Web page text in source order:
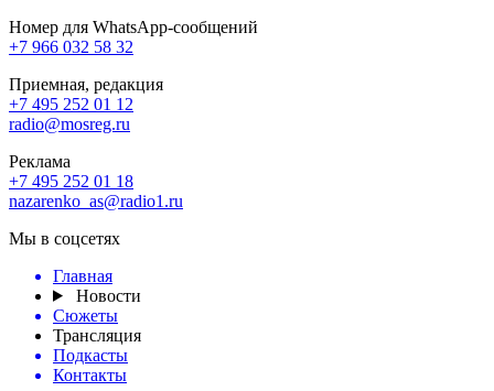
Номер для WhatsApp-сообщений
+7 966 032 58 32
Приемная, редакция
+7 495 252 01 12
radio@mosreg.ru
Реклама
+7 495 252 01 18
nazarenko_as@radio1.ru
Мы в соцсетях
Главная
Новости
Сюжеты
Трансляция
Подкасты
Контакты